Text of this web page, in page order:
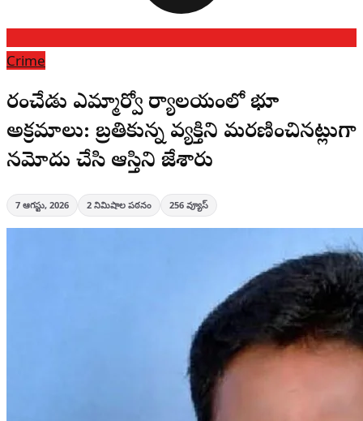
Crime
కారంచేడు ఎమ్మార్వో కార్యాలయంలో భూ
అక్రమాలు: బ్రతికున్న వ్యక్తిని మరణించినట్లుగా
నమోదు చేసి ఆస్తిని కాజేశారు
7 ఆగస్టు, 2026 2 నిమిషాల పఠనం 256 వ్యూస్